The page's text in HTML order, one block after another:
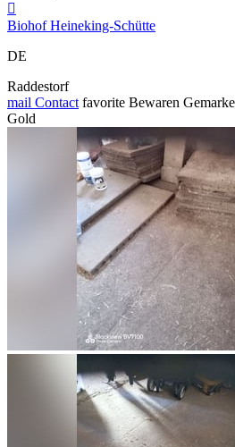

Biohof Heineking-Schütte
DE
Raddestorf
mail Contact favorite Bewaren
Gold